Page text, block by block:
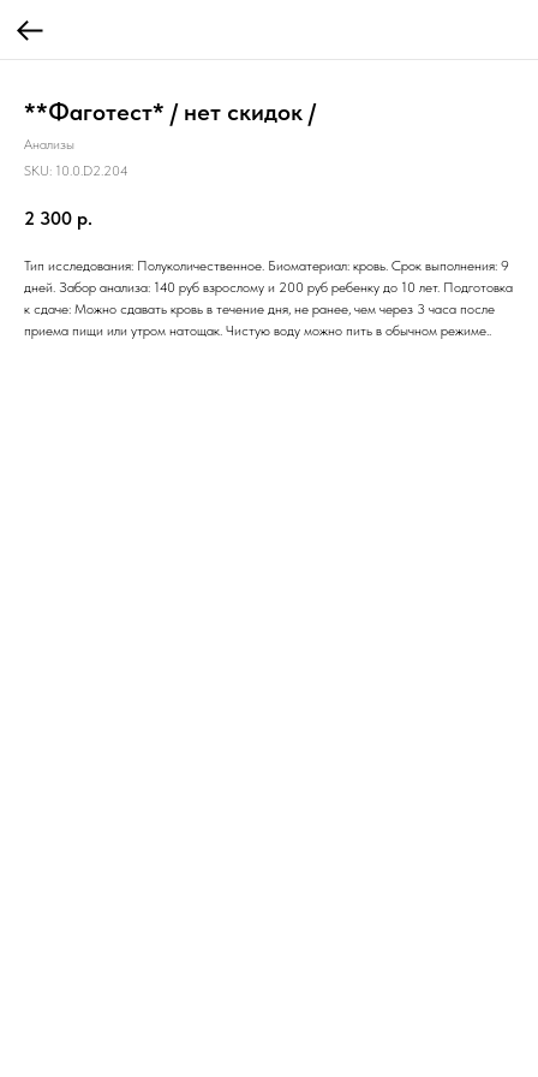
**Фаготест* / нет скидок /
Анализы
SKU: 10.0.D2.204
2 300 р.
Тип исследования: Полуколичественное. Биоматериал: кровь. Срок выполнения: 9
дней. Забор анализа: 140 руб взрослому и 200 руб ребенку до 10 лет. Подготовка
к сдаче: Можно сдавать кровь в течение дня, не ранее, чем через 3 часа после
приема пищи или утром натощак. Чистую воду можно пить в обычном режиме..